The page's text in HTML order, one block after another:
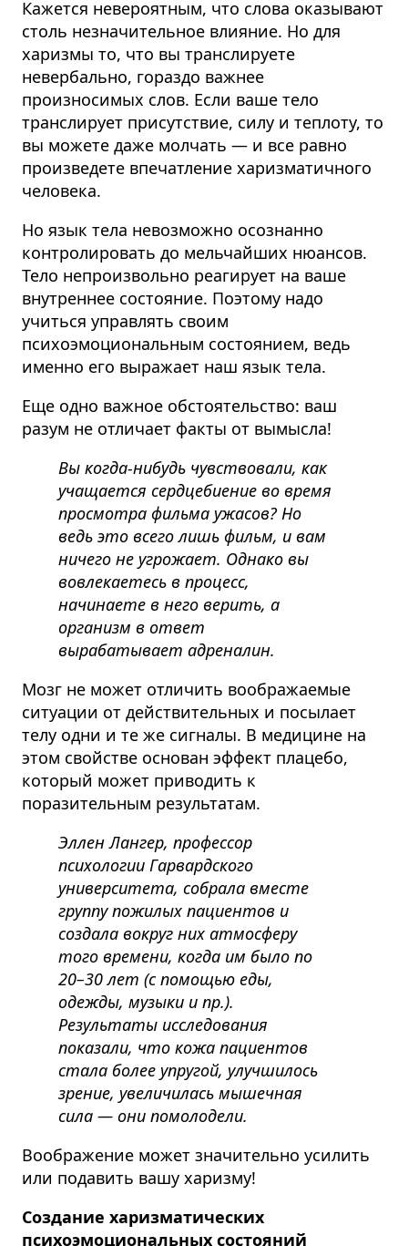
Кажется невероятным, что слова оказывают
столь незначительное влияние. Но для
харизмы то, что вы транслируете
невербально, гораздо важнее
произносимых слов. Если ваше тело
транслирует присутствие, силу и теплоту, то
вы можете даже молчать — и все равно
произведете впечатление харизматичного
человека.
Но язык тела невозможно осознанно
контролировать до мельчайших нюансов.
Тело непроизвольно реагирует на ваше
внутреннее состояние. Поэтому надо
учиться управлять своим
психоэмоциональным состоянием, ведь
именно его выражает наш язык тела.
Еще одно важное обстоятельство: ваш
разум не отличает факты от вымысла!
Вы когда-нибудь чувствовали, как
учащается сердцебиение во время
просмотра фильма ужасов? Но
ведь это всего лишь фильм, и вам
ничего не угрожает. Однако вы
вовлекаетесь в процесс,
начинаете в него верить, а
организм в ответ
вырабатывает адреналин.
Мозг не может отличить воображаемые
ситуации от действительных и посылает
телу одни и те же сигналы. В медицине на
этом свойстве основан эффект плацебо,
который может приводить к
поразительным результатам.
Эллен Лангер, профессор
психологии Гарвардского
университета, собрала вместе
группу пожилых пациентов и
создала вокруг них атмосферу
того времени, когда им было по
20–30 лет (с помощью еды,
одежды, музыки и пр.).
Результаты исследования
показали, что кожа пациентов
стала более упругой, улучшилось
зрение, увеличилась мышечная
сила — они помолодели.
Воображение может значительно усилить
или подавить вашу харизму!
Создание харизматических
психоэмоциональных состояний